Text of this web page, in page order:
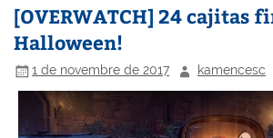
[OVERWATCH] 24 cajitas
Halloween!
1 de novembre de 2017 kamencesc